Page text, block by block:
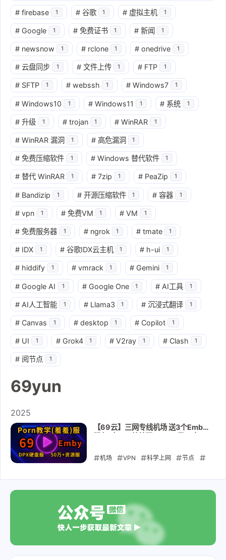
# firebase 1 # 谷歌 1 # 虚拟主机 1
# Google 1 # 免费证书 1 # 新闻 1
# newsnow 1 # rclone 1 # onedrive 1
# 云盘同步 1 # 文件上传 1 # FTP 1
# SFTP 1 # webssh 1 # Windows7 1
# Windows10 1 # Windows11 1 # 系统 1
# 升级 1 # trojan 1 # WinRAR 1
# WinRAR 漏洞 1 # 高危漏洞 1
# 免费压缩软件 1 # Windows 替代软件 1
# 替代 WinRAR 1 # 7zip 1 # PeaZip 1
# Bandizip 1 # 开源压缩软件 1 # 容器 1
# vpn 1 # 免费VM 1 # VM 1
# 免费服务器 1 # ngrok 1 # tmate 1
# IDX 1 # 谷歌IDX云主机 1 # h-ui 1
# hiddify 1 # vmrack 1 # Gemini 1
# Google AI 1 # Google One 1 # AI工具 1
# AI人工智能 1 # Llama3 1 # 沉浸式翻译 1
# Canvas 1 # desktop 1 # Copilot 1
# UI 1 # Grok4 1 # V2ray 1 # Clash 1
# 阅节点 1
69yun
2025
【69云】三网专线机场 送3个Emby
史上最强 最专业的备用防失联机场!
机场 VPN 科学上网 节点
翻墙
2025-09-26